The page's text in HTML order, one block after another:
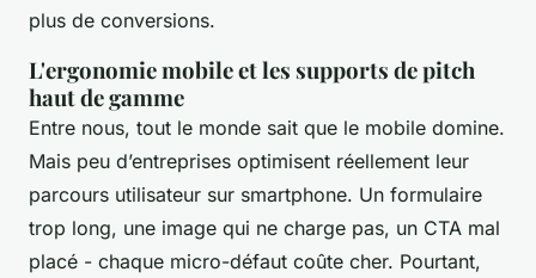
plus de conversions.
L'ergonomie mobile et les supports de pitch
haut de gamme
Entre nous, tout le monde sait que le mobile domine.
Mais peu d’entreprises optimisent réellement leur
parcours utilisateur sur smartphone. Un formulaire
trop long, une image qui ne charge pas, un CTA mal
placé - chaque micro-défaut coûte cher. Pourtant,